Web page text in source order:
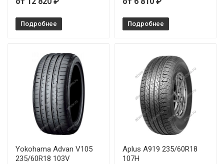
Подробнее Подробнее
Yokohama Advan V105
235/60R18 103V
Aplus A919 235/60R18
107H